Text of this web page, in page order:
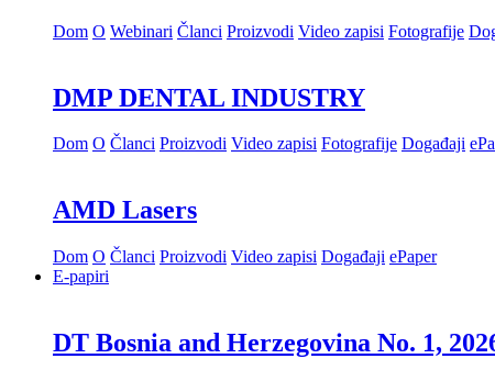
Dom O Webinari Članci Proizvodi Video zapisi Fotografije
DMP DENTAL INDUSTRY
Dom O Članci Proizvodi Video zapisi Fotografije Događaji
AMD Lasers
Dom O Članci Proizvodi Video zapisi Događaji ePaper
E-papiri
DT Bosnia and Herzegovina No. 1,